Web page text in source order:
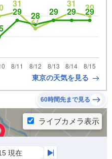
東京の天気を見る
60時間先まで見る